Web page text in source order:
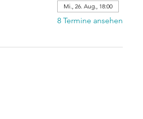
Mi., 26. Aug., 18:00
8 Termine ansehen